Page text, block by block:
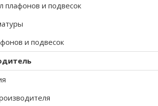
плафонов и подвесок
и подвесок